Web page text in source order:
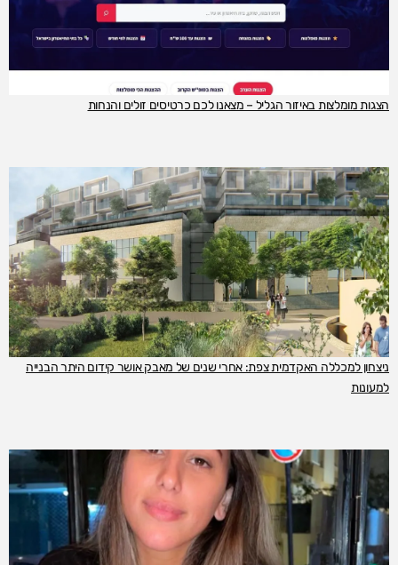
הצגות מומלצות באיזור הגליל – מצאנו לכם כרטיסים זולים והנחות
ניצחון למכללה האקדמית צפת: אחרי שנים של מאבק אושר קידום היתר הבנייה
למעונות